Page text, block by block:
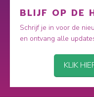
BLIJF OP DE
Schrijf je in voor de
en ontvang alle
KLIK